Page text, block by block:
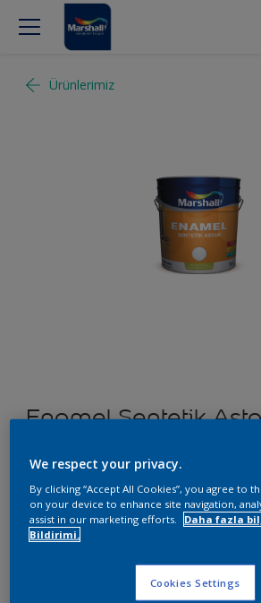
Ürünlerimiz
Enamel Sentetik
Boyut
750 ML 2,5 L
Miktar
We respect your privacy.
By clicking “Accept All Cookies”, you agree to
on your device to enhance site navigation,
assist in our marketing efforts.
Daha fazla
Bildirimi.
Cookies Settings